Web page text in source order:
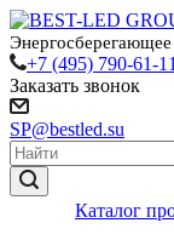
+7 (495) 790-61-11
Заказать звонок
SP@bestled.su
Каталог